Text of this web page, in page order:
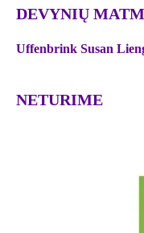
DEVYNIŲ
Uffenbrink Susan
NETURIME